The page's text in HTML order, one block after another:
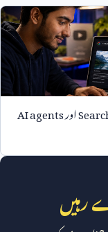
اورAI agents
رہیں